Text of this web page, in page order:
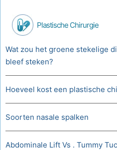
Plastische Chirurgie
Wat zou het groene stekelige
bleef steken?
Hoeveel kost een plastische
Soorten nasale spalken
Abdominale Lift Vs . Tummy